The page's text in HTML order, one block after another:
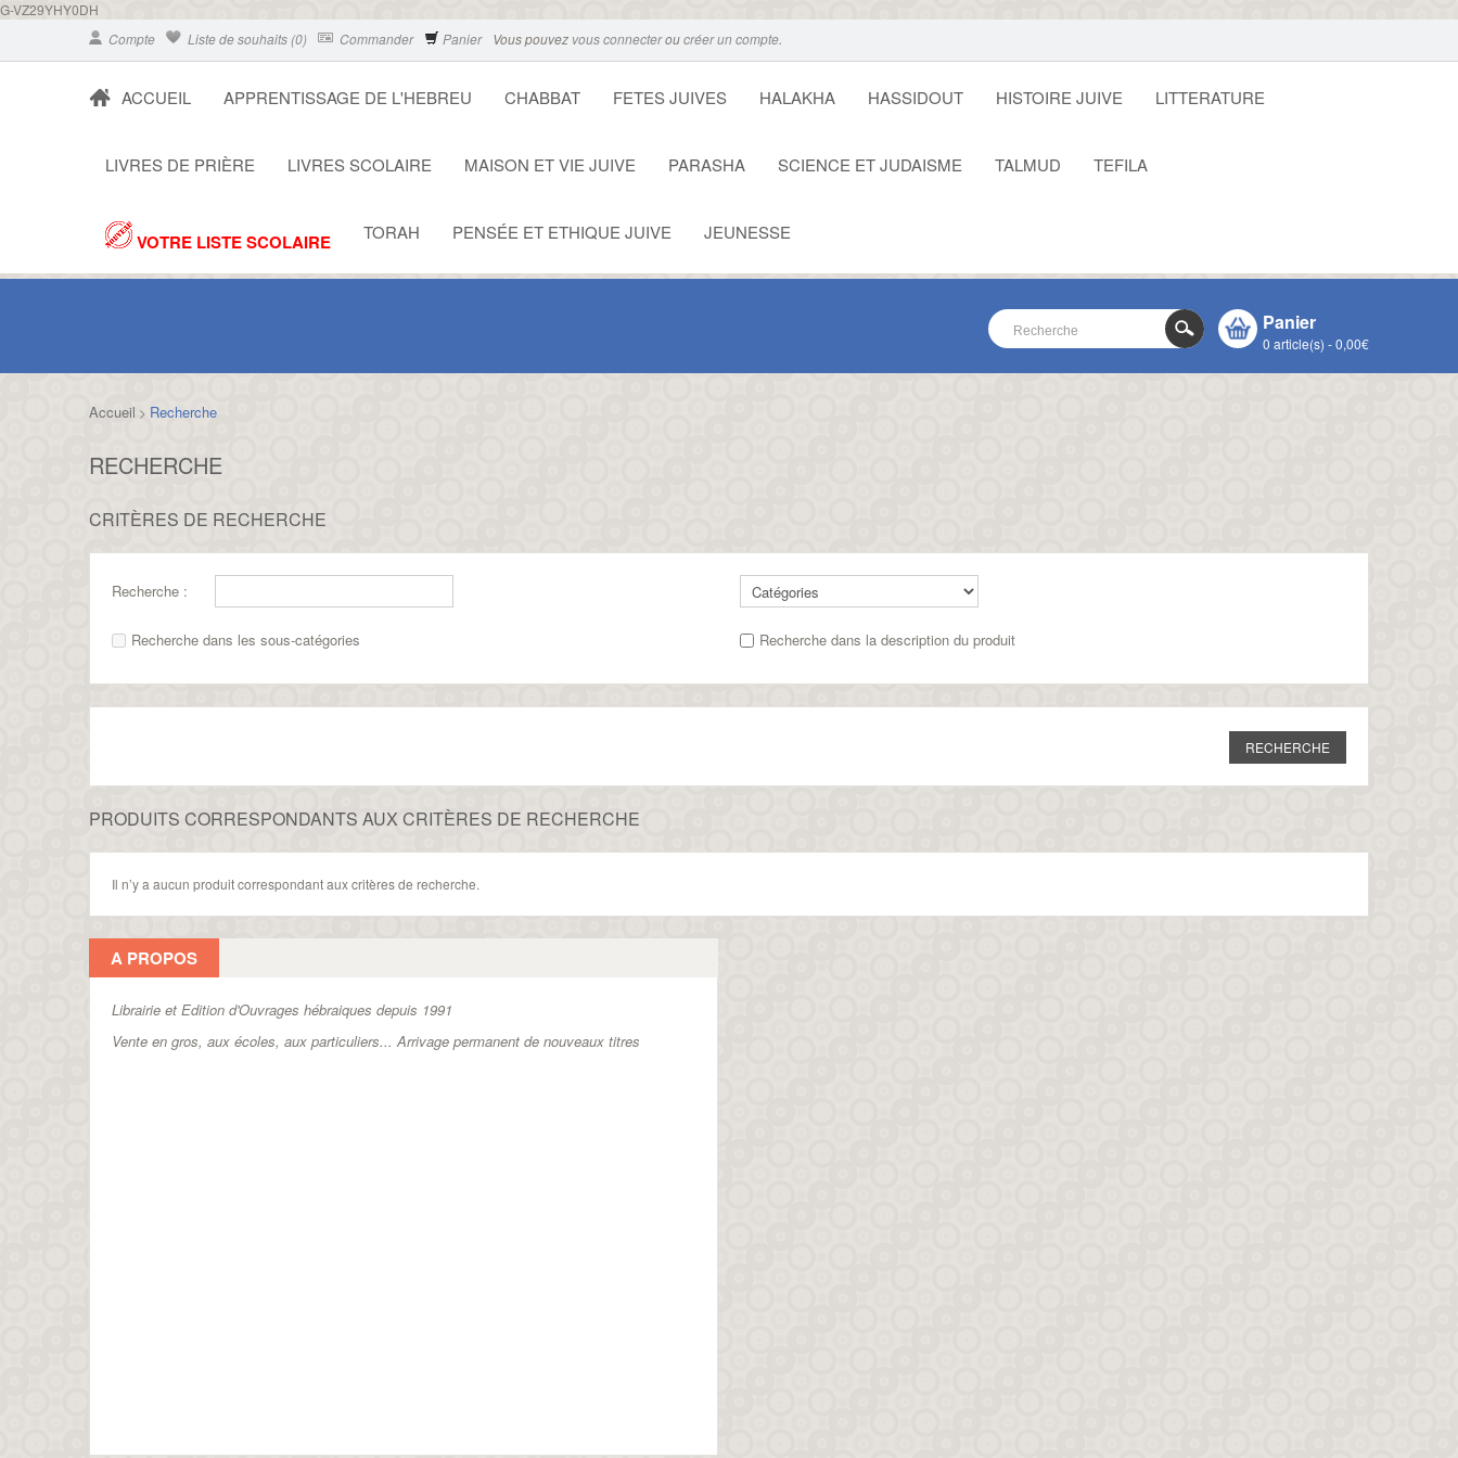
G-VZ29YHY0DH
Compte
Liste de souhaits (0) Commander Panier Vous pouvez vous connecteroucréer un compte.
ACCUEIL APPRENTISSAGE DE L'HEBREU CHABBAT FETES JUIVES HALAKHA HASSIDOUT HISTOIRE JUIVE LITTERATURE
LIVRES DE PRIÈRE LIVRES SCOLAIRE MAISON ET VIE JUIVE PARASHA SCIENCE ET JUDAISME TALMUD TEFILA
VOTRE LISTE SCOLAIRE TORAH PENSÉE ET ETHIQUE JUIVE JEUNESSE
Panier
0 article(s) - 0,00€
Accueil > Recherche
RECHERCHE
CRITÈRES DE RECHERCHE
Recherche :
Recherche dans les sous-catégories Recherche dans la description du produit
PRODUITS CORRESPONDANTS AUX CRITÈRES DE RECHERCHE
Il n’y a aucun produit correspondant aux critères de recherche.
A PROPOS
Librairie et Edition d'Ouvrages hébraiques depuis 1991
Vente en gros, aux écoles, aux particuliers...Arrivage permanent de nouveaux titres